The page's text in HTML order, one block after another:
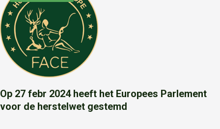
Op 27 febr 2024 heeft het Europees Parlement
voor de herstelwet gestemd